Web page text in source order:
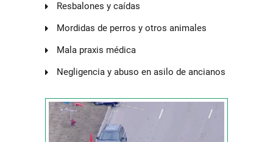
Resbalones y caídas
Mordidas de perros y otros animales
Mala praxis médica
Negligencia y abuso en asilo de ancianos